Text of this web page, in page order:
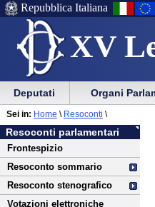
XV
Menu
di
ausilio
alla
navigazione
Vai
Menu
di
navigazione
principale
Repubblica Italiana
Menu
di
navigazione
principale
Vai
menu
di
sezione
Deputati Organi
Vai
al
contenuto
Resoconti parlamentari
Frontespizio
Resoconto sommario
Resoconto stenografico
Votazioni elettroniche
Sei in: Home \ Resoconti \